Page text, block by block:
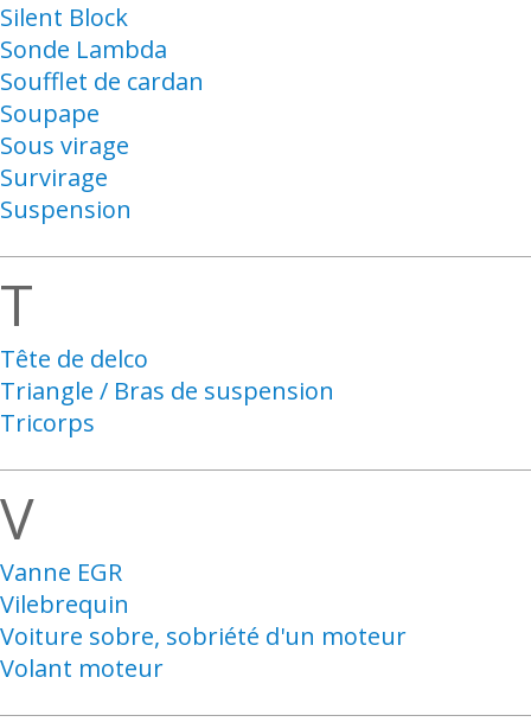
Silent Block
Sonde Lambda
Soufflet de cardan
Soupape
Sous virage
Survirage
Suspension
T
Tête de delco
Triangle / Bras de suspension
Tricorps
V
Vanne EGR
Vilebrequin
Voiture sobre, sobriété d'un moteur
Volant moteur